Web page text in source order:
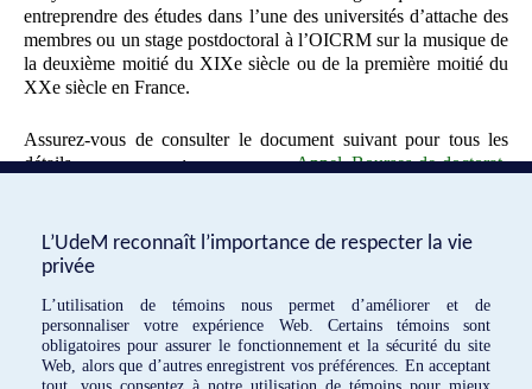
entreprendre des études dans l’une des universités d’attache des
membres ou un stage postdoctoral à l’OICRM sur la musique de
la deuxième moitié du XIXe siècle ou de la première moitié du
XXe siècle en France.
Assurez-vous de consulter le document suivant pour tous les
détails :Appel_Bourses-de-doctorat-
Formulaire-bourseOICRM-EMF2023-24.2
disque et radio en pays francophones,
1880-1950
France (1870-1950)
L’UdeM reconnaît l’importance de respecter la vie
privée
L’utilisation de témoins nous permet d’améliorer et de
personnaliser votre expérience Web. Certains témoins sont
obligatoires pour assurer le fonctionnement et la sécurité du site
Web, alors que d’autres enregistrent vos préférences. En acceptant
tout, vous consentez à notre utilisation de témoins pour mieux